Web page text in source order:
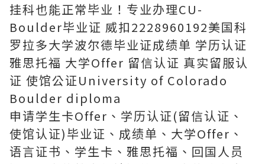
挂科也能正常毕业！专业办理CU-
Boulder毕业证 威扣2228960192美国科
罗拉多大学波尔德毕业证成绩单 学历认证
雅思托福 大学Offer 留信认证 真实留服认
证 使馆公证University of Colorado
Boulder diploma
申请学生卡Offer、学历认证(留信认证、
使馆认证)毕业证、成绩单、大学Offer、
语言证书、学生卡、雅思托福、回国人员